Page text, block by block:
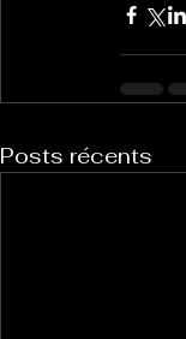
Posts récents